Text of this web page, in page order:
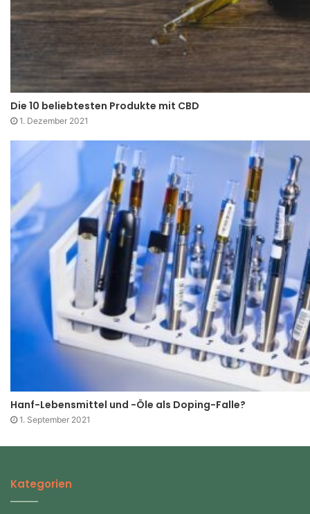
Die 10 beliebtesten Produkte mit CBD
1. Dezember 2021
Hanf-Lebensmittel und -Öle als Doping-Falle?
1. September 2021
Kategorien